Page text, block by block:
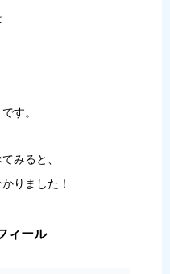
す。
みると、
りました！
ィール